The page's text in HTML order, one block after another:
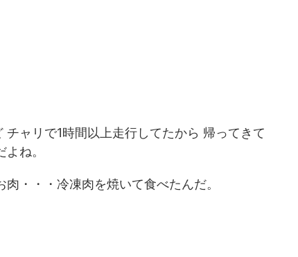
ャリで1時間以上走行してたから 帰ってきて
ね。
・・・冷凍肉を焼いて食べたんだ。
2026/7/30
レ流血で装着位置
ございます。 なん